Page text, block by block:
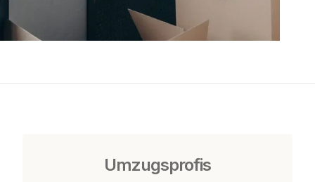
Umzugsprofis